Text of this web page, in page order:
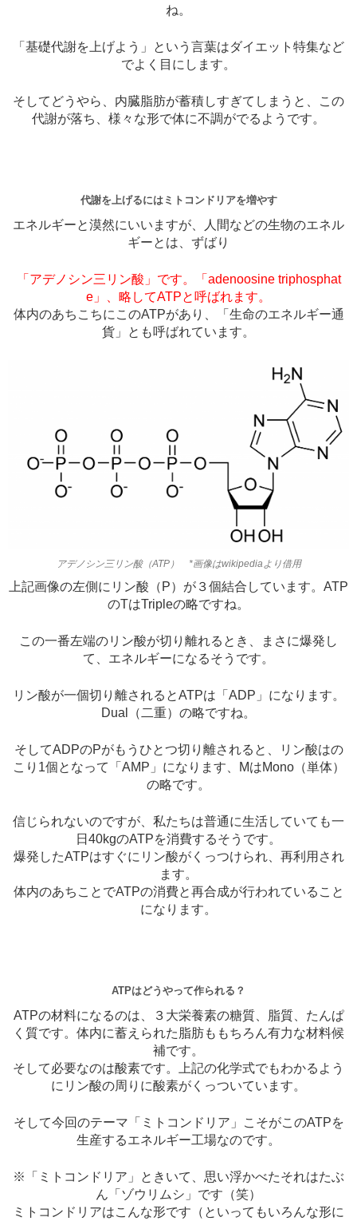
ね。
「基礎代謝を上げよう」という言葉はダイエット特集など
でよく目にします。
そしてどうやら、内臓脂肪が蓄積しすぎてしまうと、この
代謝が落ち、様々な形で体に不調がでるようです。
代謝を上げるにはミトコンドリアを増やす
エネルギーと漠然にいいますが、人間などの生物のエネル
ギーとは、ずばり
「アデノシン三リン酸」です。「adenoosine triphosphat
e」、略してATPと呼ばれます。
体内のあちこちにこのATPがあり、「生命のエネルギー通
貨」とも呼ばれています。
アデノシン三リン酸（ATP） *画像はwikipediaより借用
上記画像の左側にリン酸（P）が３個結合しています。ATP
のTはTripleの略ですね。
この一番左端のリン酸が切り離れるとき、まさに爆発し
て、エネルギーになるそうです。
リン酸が一個切り離されるとATPは「ADP」になります。
Dual（二重）の略ですね。
そしてADPのPがもうひとつ切り離されると、リン酸はの
こり1個となって「AMP」になります、MはMono（単体）
の略です。
信じられないのですが、私たちは普通に生活していても一
日40kgのATPを消費するそうです。
爆発したATPはすぐにリン酸がくっつけられ、再利用され
ます。
体内のあちことでATPの消費と再合成が行われていること
になります。
ATPはどうやって作られる？
ATPの材料になるのは、３大栄養素の糖質、脂質、たんぱ
く質です。体内に蓄えられた脂肪ももちろん有力な材料候
補です。
そして必要なのは酸素です。上記の化学式でもわかるよう
にリン酸の周りに酸素がくっついています。
そして今回のテーマ「ミトコンドリア」こそがこのATPを
生産するエネルギー工場なのです。
※「ミトコンドリア」ときいて、思い浮かべたそれはたぶ
ん「ゾウリムシ」です（笑）
ミトコンドリアはこんな形です（といってもいろんな形に